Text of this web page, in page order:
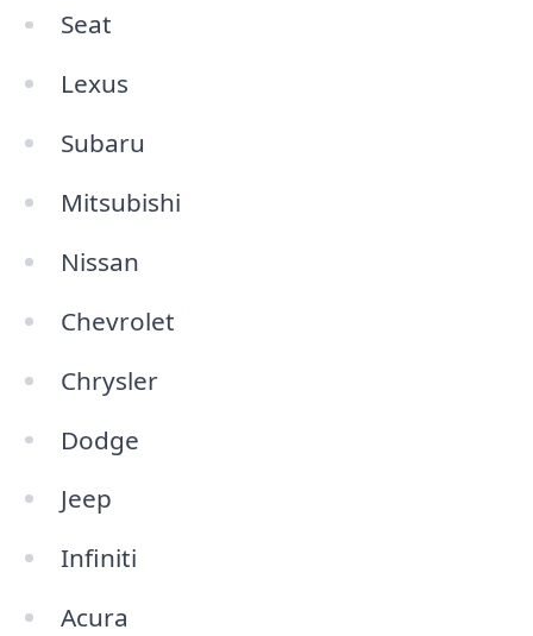
Seat
Lexus
Subaru
Mitsubishi
Nissan
Chevrolet
Chrysler
Dodge
Jeep
Infiniti
Acura